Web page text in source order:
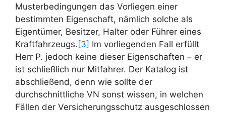
Musterbedingungen das Vorliegen einer
bestimmten Eigenschaft, nämlich solche als
Eigentümer, Besitzer, Halter oder Führer eines
Kraftfahrzeugs. [3] Im vorliegenden Fall erfüllt
Herr P. jedoch keine dieser Eigenschaften – er
ist schließlich nur Mitfahrer. Der Katalog ist
abschließend, denn wie sollte der
durchschnittliche VN sonst wissen, in welchen
Fällen der Versicherungsschutz ausgeschlossen